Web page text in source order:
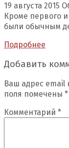
19 августа 2015
Кроме первого
были обычным
Подробнее
Добавить
Ваш адрес email
поля помечены *
Комментарий *